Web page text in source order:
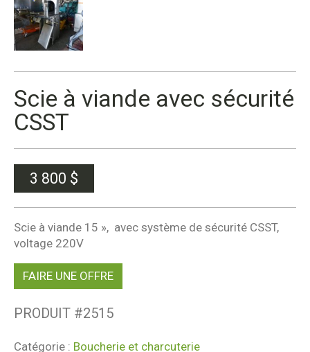
Scie à viande avec sécurité
CSST
3 800 $
Scie à viande 15 », avec système de sécurité CSST,
voltage 220V
FAIRE UNE OFFRE
PRODUIT #2515
Catégorie : Boucherie et charcuterie